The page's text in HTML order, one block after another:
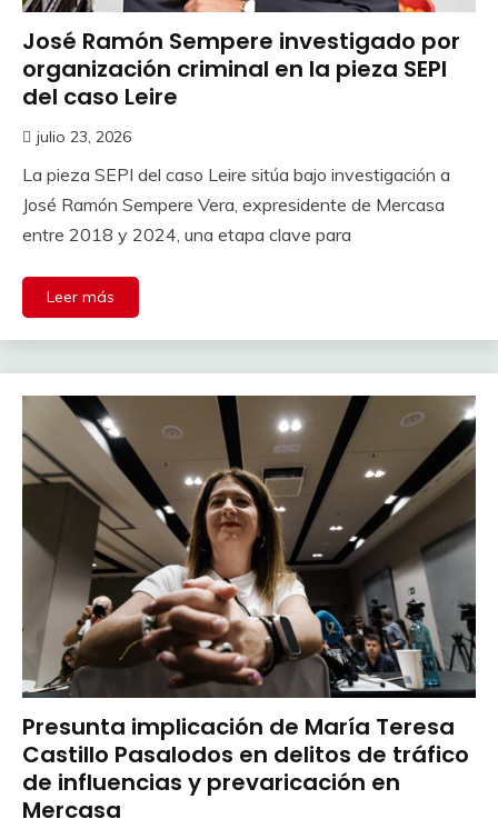
José Ramón Sempere investigado por
organización criminal en la pieza SEPI
del caso Leire
julio 23, 2026
La pieza SEPI del caso Leire sitúa bajo investigación a
José Ramón Sempere Vera, expresidente de Mercasa
entre 2018 y 2024, una etapa clave para
Leer más
Presunta implicación de María Teresa
Castillo Pasalodos en delitos de tráfico
de influencias y prevaricación en
Mercasa